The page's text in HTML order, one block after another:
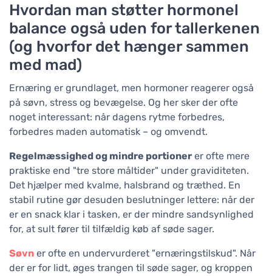
Hvordan man støtter hormonel
balance også uden for tallerkenen
(og hvorfor det hænger sammen
med mad)
Ernæring er grundlaget, men hormoner reagerer også
på søvn, stress og bevægelse. Og her sker der ofte
noget interessant: når dagens rytme forbedres,
forbedres maden automatisk – og omvendt.
Regelmæssighed og mindre portioner er ofte mere
praktiske end "tre store måltider" under graviditeten.
Det hjælper med kvalme, halsbrand og træthed. En
stabil rutine gør desuden beslutninger lettere: når der
er en snack klar i tasken, er der mindre sandsynlighed
for, at sult fører til tilfældig køb af søde sager.
Søvn er ofte en undervurderet "ernæringstilskud". Når
der er for lidt, øges trangen til søde sager, og kroppen